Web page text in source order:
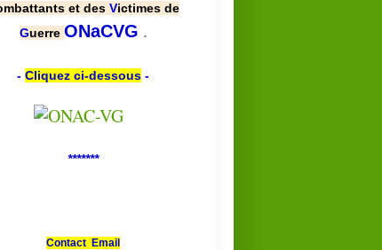
et des Victimes de
Guerre ONaCVG .
- Cliquez ci-dessous -
*******
Contact Email